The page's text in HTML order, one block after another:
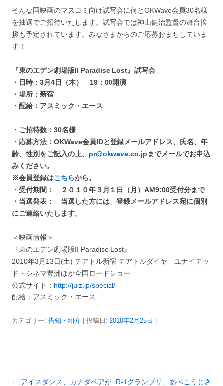
そんな同映画のマスコミ向け試写会に何とOKWave会員30名様
を抽選でご招待いたします。試写会では神山健治監督の舞台挨
拶も予定されています。みなさまからのご応募おまちしていま
す！
『東のエデン劇場版II Paradise Lost』試写会
・日時：3月4日（木） 19：00開演
・場所：新宿
・配給：アスミック・エース
・ご招待数：30名様
・応募方法：OKWave会員IDと登録メールアドレス、氏名、年
齢、性別をご記入の上、 pr@okwave.co.jp までメールでお申込
みください。
※会員登録はこちらから。
・受付期間： ２０１０年３月１日（月）AM9:00受付分まで
・当選発表： 当選した方には、登録メールアドレス宛に個別
にご連絡いたします。
＜映画情報＞
『東のエデン劇場版II Paradise Lost』
2010年3月13日(土) テアトル新宿 テアトルダイヤ ユナイテッ
ド・シネマ豊洲ほか全国ロードショー
公式サイト： http://juiz.jp/special/
配給：アスミック・エース
カテゴリー: 告知・紹介 | 投稿日: 2010年2月25日
投
← アイスダンス、カナダペアが
R-1グランプリ、あべこうじさ